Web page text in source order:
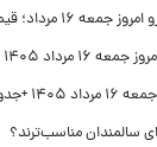
قیمت‌ها تغییر کرد
۱۶ مرداد ۱۴۰۵
+جدول
سالمندان مناسب‌ترند؟